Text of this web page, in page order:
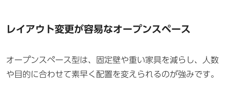
レイアウト変更が容易なオープンスペース
オープンスペース型は、固定壁や重い家具を減らし、人数
や目的に合わせて素早く配置を変えられるのが強みです。